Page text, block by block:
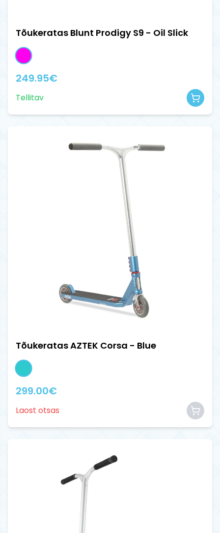
Tõukeratas Blunt Prodigy S9 - Oil Slick
249.95€
Tellitav
Tõukeratas AZTEK Corsa - Blue
299.00€
Laost otsas